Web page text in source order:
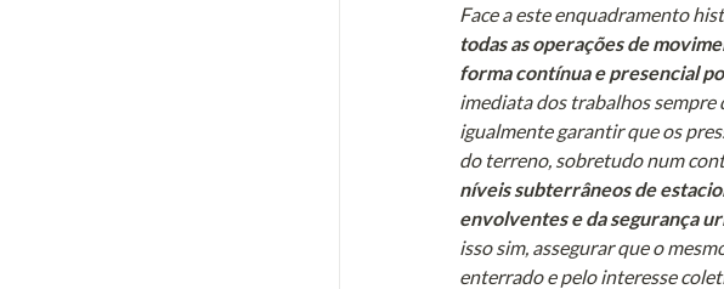
Face a este enquadramento
todas as operações de
forma contínua e presencial
imediata dos trabalhos
igualmente garantir que os
do terreno, sobretudo num
níveis subterrâneos de
envolventes e da segurança
isso sim, assegurar que o
enterrado e pelo interesse